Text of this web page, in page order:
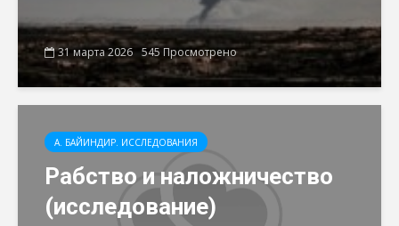
31 марта 2026 545 Просмотрено
А. БАЙИНДИР. ИССЛЕДОВАНИЯ
Рабство и наложничество
(исследование)